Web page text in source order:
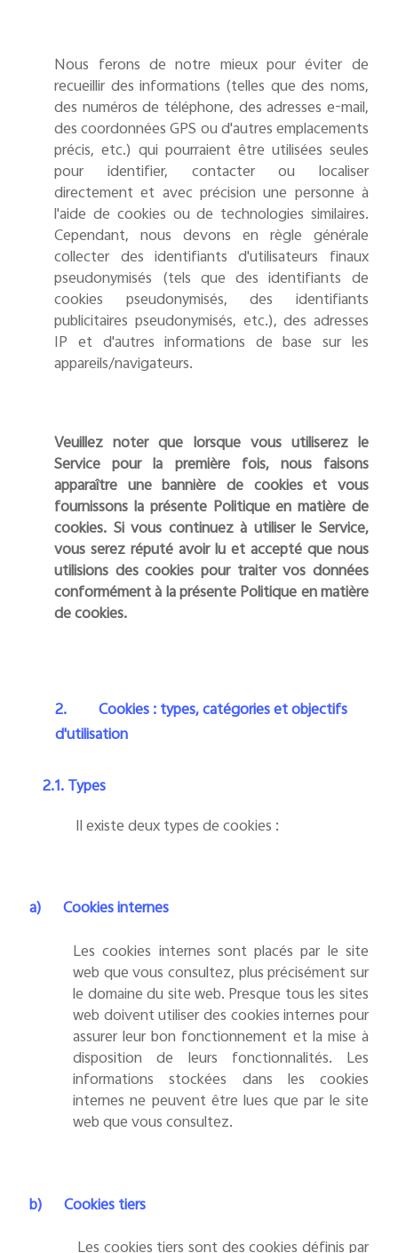
Nous ferons de notre mieux pour éviter de
recueillir des informations (telles que des noms,
des numéros de téléphone, des adresses e-mail,
des coordonnées GPS ou d'autres emplacements
précis, etc.) qui pourraient être utilisées seules
pour identifier, contacter ou localiser
directement et avec précision une personne à
l'aide de cookies ou de technologies similaires.
Cependant, nous devons en règle générale
collecter des identifiants d'utilisateurs finaux
pseudonymisés (tels que des identifiants de
cookies pseudonymisés, des identifiants
publicitaires pseudonymisés, etc.), des adresses
IP et d'autres informations de base sur les
appareils/navigateurs.
Veuillez noter que lorsque vous utiliserez le
Service pour la première fois, nous faisons
apparaître une bannière de cookies et vous
fournissons la présente Politique en matière de
cookies. Si vous continuez à utiliser le Service,
vous serez réputé avoir lu et accepté que nous
utilisions des cookies pour traiter vos données
conformément à la présente Politique en matière
de cookies.
2.
Cookies : types, catégories et objectifs
d'utilisation
2.1. Types
Il existe deux types de cookies :
a)
Cookies internes
Les cookies internes sont placés par le site
web que vous consultez, plus précisément sur
le domaine du site web. Presque tous les sites
web doivent utiliser des cookies internes pour
assurer leur bon fonctionnement et la mise à
disposition de leurs fonctionnalités. Les
informations stockées dans les cookies
internes ne peuvent être lues que par le site
web que vous consultez.
b)
Cookies tiers